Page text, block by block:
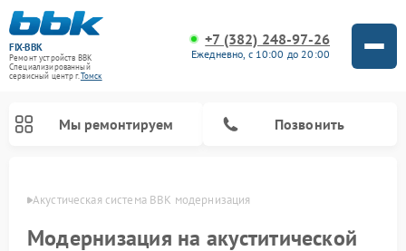
FIX-BBK
Ремонт устройств BBK
Специализированный
cервисный центр г.Томск
+7 (382) 248-97-26
Ежедневно, с 10:00 до 20:00
Мы ремонтируем Позвонить
Акустическая система BBK модернизация
Модернизация на акуститической